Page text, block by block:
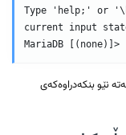
Type 'help;' or
current input
MariaDB [(none)]>
نێو بنکەدراوەکەی